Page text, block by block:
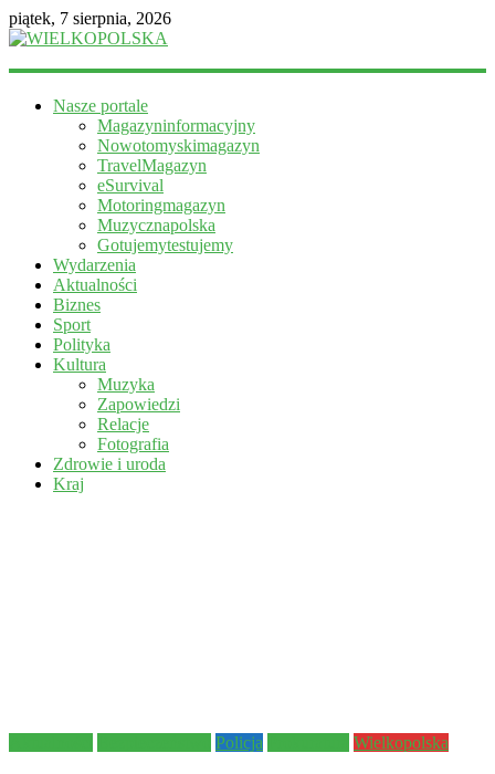
piątek, 7 sierpnia, 2026
WIELKOPOLSKA
informacyjny
Nasze portale
Magazyninformacyjny
Nowotomyskimagazyn
TravelMagazyn
eSurvival
Motoringmagazyn
Muzycznapolska
Gotujemytestujemy
Wydarzenia
Aktualności
Biznes
Sport
Polityka
Kultura
Muzyka
Zapowiedzi
Relacje
Fotografia
Zdrowie i uroda
Kraj
Policja Wielkopolska